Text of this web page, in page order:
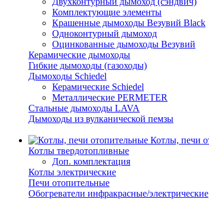
Комплектующие элементы
Крашенные дымоходы Везувий Black
Одноконтурный дымоход
Оцинкованные дымоходы Везувий
Керамические дымоходы
Гибкие дымоходы (газоходы)
Дымоходы Schiedel
Керамические Schiedel
Металлические PERMETER
Стальные дымоходы LAVA
Дымоходы из вулканической пемзы
Котлы, печи
Котлы твердотопливные
Доп. комплектация
Котлы электрические
Печи отопительные
Обогреватели инфракрасные/электрические